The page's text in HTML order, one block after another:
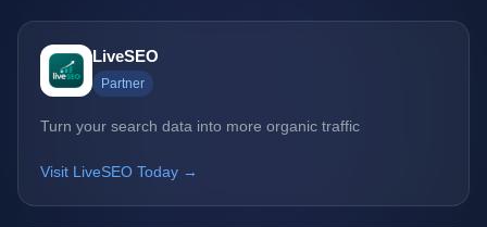
LiveSEO
Partner
Turn your search data into more organic traffic
Visit LiveSEO Today →